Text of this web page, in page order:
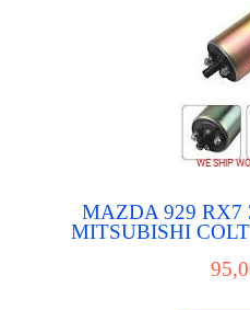
MAZDA 929 RX7
MITSUBISHI